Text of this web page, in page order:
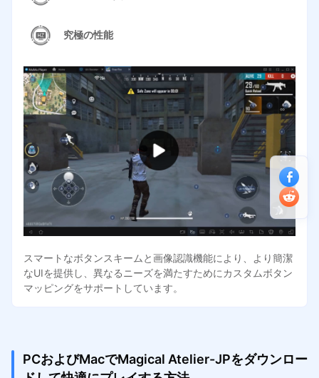
究極の性能
スマートなボタンスキームと画像認識機能により、より簡潔
なUIを提供し、異なるニーズを満たすためにカスタムボタン
マッピングをサポートしています。
PCおよびMacでMagical Atelier-JPをダウンロー